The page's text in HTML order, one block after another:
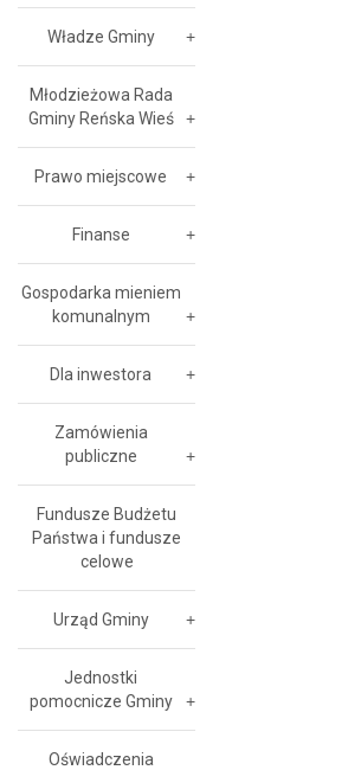
Władze Gminy
Młodzieżowa Rada
Gminy Reńska Wieś
Prawo miejscowe
Finanse
Gospodarka mieniem
komunalnym
Dla inwestora
Zamówienia
publiczne
Fundusze Budżetu
Państwa i fundusze
celowe
Urząd Gminy
Jednostki
pomocnicze Gminy
Oświadczenia